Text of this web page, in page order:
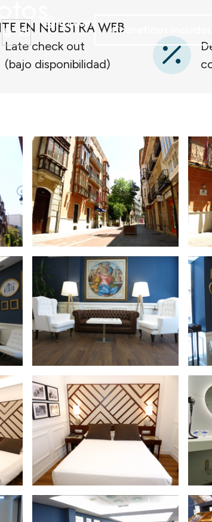
ES
Acceder
beneficios incluidos
EN NUESTRA WEB
Late check out
(bajo disponibilidad)